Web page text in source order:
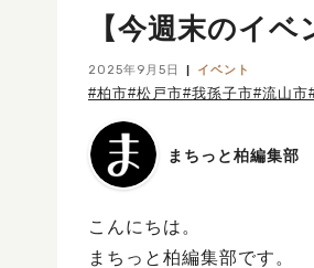
【今週末のイ
2025年9月5日 イベント
#柏市#松戸市#我孫子市#流山市
まちっと柏編集部
こんにちは。
まちっと柏編集部です。